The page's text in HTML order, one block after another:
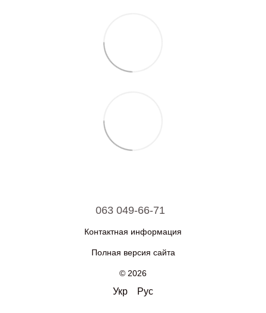
063 049-66-71
Контактная информация
Полная версия сайта
© 2026
Укр Рус